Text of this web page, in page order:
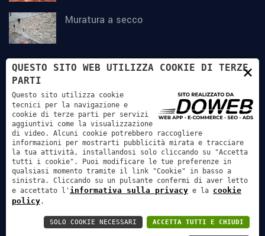
Muratura a secco
Home Chi Siamo Lavori Contatti
Informativa sulla privacy|Cookie policy|
creazione siti internet
×
QUESTO SITO WEB UTILIZZA COOKIE DI TERZE
PARTI
Questo sito utilizza cookie
tecnici per la navigazione e
cookie di terze parti per servizi
aggiuntivi come la visualizzazione
di video. Alcuni cookie potrebbero raccogliere
informazioni per mostrarti pubblicità mirata e tracciare
la tua attività, installandosi solo cliccando su "Accetta
tutti i cookie". Puoi modificare le tue preferenze in
qualsiasi momento tramite il link "Cookie" in basso a
sinistra. Cliccando su un pulsante confermi di aver letto
e accettato l' informativa sulla privacy e la cookie
policy.
ACCETTA TUTTI E CHIUDI
SOLO COOKIE NECESSARI